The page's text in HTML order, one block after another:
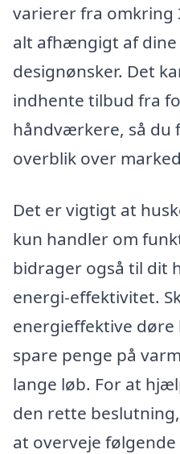
varierer fra omkring
alt afhængigt af
designønsker. Det
indhente tilbud fra
håndværkere, så du
overblik over
Det er vigtigt at
kun handler om
bidrager også til dit
energi-effektivitet.
energieffektive
spare penge på
lange løb. For at
den rette
at overveje